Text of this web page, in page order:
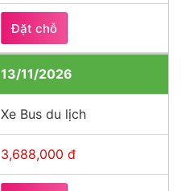
Đặt chỗ
13/11/2026
Xe Bus du lịch
3,688,000 đ